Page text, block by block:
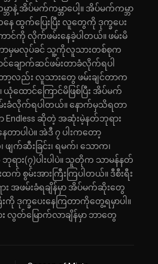
နဲ့ အိပ်မက်ကမ္ဘာပေါ့။ အိပ်မက်ကမ္ဘာ
ထွက်ပြေးပြီး လူတွေကို ဒုက္ခပေး
င်ကို လိုက်ဖမ်းနေခဲ့ပါတယ်။ ဖမ်းမိ
ဘာမှမလုပ်ခင် သူ့ကိုလူသားတစ်စုက
ချောက်ဆင်ဖမ်းတာခံလိုက်ရပါ
လည်း လူသားတွေ ဖမ်းချင်တာက
ထောင်ကြောင်မိဖြစ်ပြီး အိပ်မက်
းခံလိုက်ရပါတယ်။ နောက်မှသိရတာ
ဆိုတဲ့ အဆုံးမဲ့နတ်ဘုရား
ေတာပါပဲ။ အဲဒီ ၇ ပါးကတော့
ဖျက်ဆီးခြင်း၊ ရမက်၊ သောက၊
ား(၇)ပါးပါပဲ။ သူတိုက သာမန်နတ်
ထက် စွမ်းအားကြီးကြပါတယ်။ ဒီစီးရီး
အဖမ်းခံရချိန်မှာ အိပ်မက်ဆိုးတွေ
ြီးကို ဒုက္ခပေးနေကြတာကိုတွေ့ရမှာပါ။
လွတ်မြောက်လာချိန်မှာ ဘာတွေ